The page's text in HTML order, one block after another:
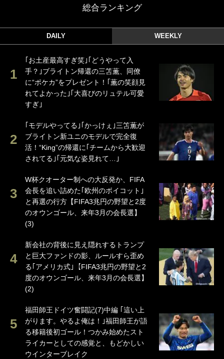
総合ランキング
DAILY WEEKLY
｢お土産最高すぎ笑｣｢どうやって入
手？｣ブライトン帰還の三笘薫、同僚
に“ポケカ”をプレゼント！｢薫の笑顔見
れてよかった｣｢大喜びのリュテル可愛
すぎ｣
｢モデルやってる｣｢かっけぇ｣三笘薫が
ブライトン新ユニのモデルで完全復
活！“King”の帰還に｢チームから大歓迎
されてる｣｢元気な姿見れて…｣
W杯クオーター制への大反発か、FIFA
会長を追い詰めた｢欧州のボイコット｣
と再選の行方【FIFA3兆円の野望と2度
のオウンゴール、来年3月の会長選】
(3)
新会社の背後に見え隠れするトランプ
と巨大ファンドの影、ルールすら歪め
る｢アメリカ式｣【FIFA3兆円の野望と2
度のオウンゴール、来年3月の会長選】
(2)
福田師王ドイツ奮闘記(7)中編 ｢這い上
がります。やるよ俺は！｣福田師王が語
る移籍後初ゴール！つかみ始めたスト
ライカーとしての感覚と、もどかしい
ウインターブレイク